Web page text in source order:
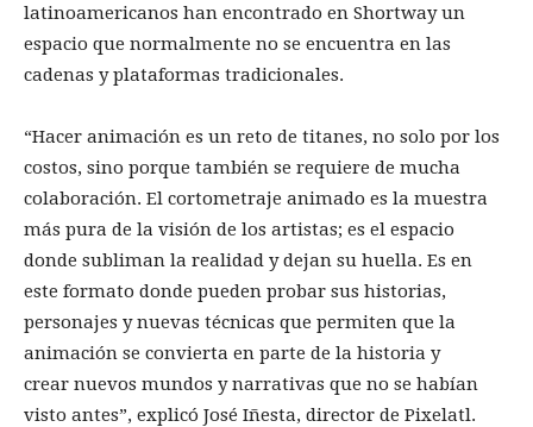
latinoamericanos han encontrado en Shortway un
espacio que normalmente no se encuentra en las
cadenas y plataformas tradicionales.
“Hacer animación es un reto de titanes, no solo por los
costos, sino porque también se requiere de mucha
colaboración. El cortometraje animado es la muestra
más pura de la visión de los artistas; es el espacio
donde subliman la realidad y dejan su huella. Es en
este formato donde pueden probar sus historias,
personajes y nuevas técnicas que permiten que la
animación se convierta en parte de la historia y
crear nuevos mundos y narrativas que no se habían
visto antes”, explicó José Iñesta, director de Pixelatl.